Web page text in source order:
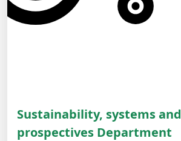
Sustainability, systems and
prospectives Department